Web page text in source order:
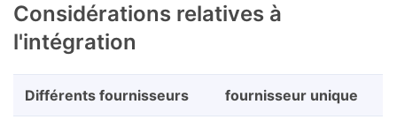
Considérations relatives à
l'intégration
Différents fournisseurs fournisseur unique